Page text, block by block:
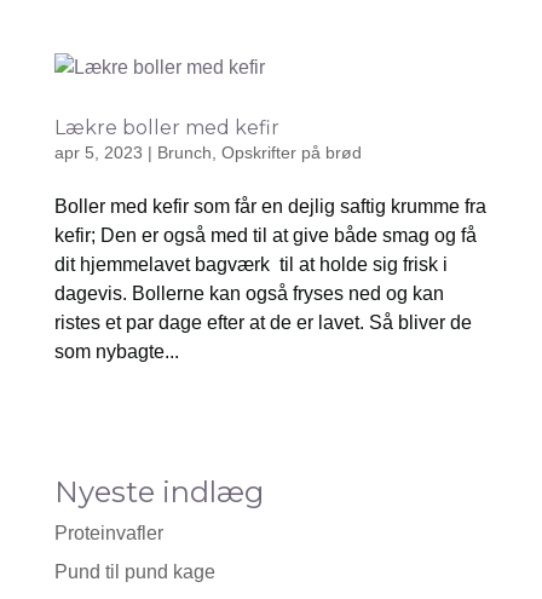
Lækre boller med kefir
apr 5, 2023 | Brunch Opskrifter på brød
Boller med kefir som får en dejlig saftig krumme fra
kefir; Den er også med til at give både smag og få
dit hjemmelavet bagværk til at holde sig frisk i
dagevis. Bollerne kan også fryses ned og kan
ristes et par dage efter at de er lavet. Så bliver de
som nybagte...
Nyeste indlæg
Proteinvafler
Pund til pund kage